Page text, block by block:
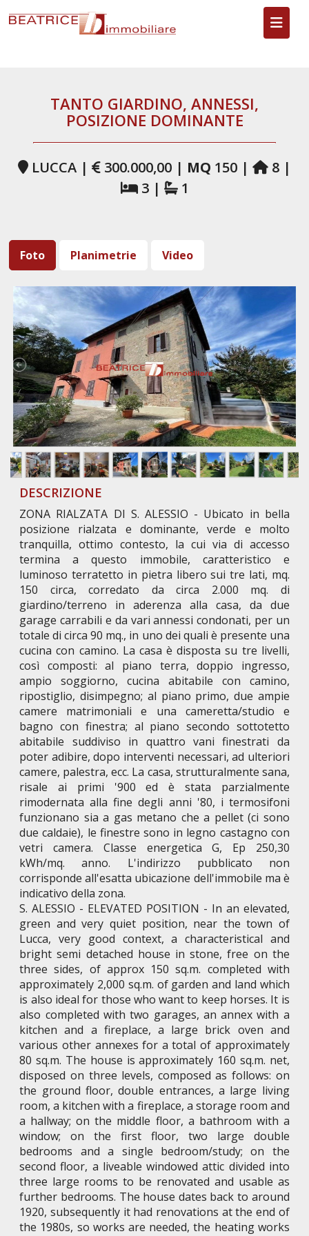
TANTO GIARDINO, ANNESSI,
POSIZIONE DOMINANTE
LUCCA | 300.000,00 | MQ 150 |
8 |
3 |
1
Foto Planimetrie Video
DESCRIZIONE
ZONA RIALZATA DI S. ALESSIO - Ubicato in bella
posizione rialzata e dominante, verde e molto
tranquilla, ottimo contesto, la cui via di accesso
termina a questo immobile, caratteristico e
luminoso terratetto in pietra libero sui tre lati, mq.
150 circa, corredato da circa 2.000 mq. di
giardino/terreno in aderenza alla casa, da due
garage carrabili e da vari annessi condonati, per un
totale di circa 90 mq., in uno dei quali è presente una
cucina con camino. La casa è disposta su tre livelli,
così composti: al piano terra, doppio ingresso,
ampio soggiorno, cucina abitabile con camino,
ripostiglio, disimpegno; al piano primo, due ampie
camere matrimoniali e una cameretta/studio e
bagno con finestra; al piano secondo sottotetto
abitabile suddiviso in quattro vani finestrati da
poter adibire, dopo interventi necessari, ad ulteriori
camere, palestra, ecc. La casa, strutturalmente sana,
risale ai primi '900 ed è stata parzialmente
rimodernata alla fine degli anni '80, i termosifoni
funzionano sia a gas metano che a pellet (ci sono
due caldaie), le finestre sono in legno castagno con
vetri camera. Classe energetica G, Ep 250,30
kWh/mq. anno. L'indirizzo pubblicato non
corrisponde all'esatta ubicazione dell'immobile ma è
indicativo della zona.
S. ALESSIO - ELEVATED POSITION - In an elevated,
green and very quiet position, near the town of
Lucca, very good context, a characteristical and
bright semi detached house in stone, free on the
three sides, of approx 150 sq.m. completed with
approximately 2,000 sq.m. of garden and land which
is also ideal for those who want to keep horses. It is
also completed with two garages, an annex with a
kitchen and a fireplace, a large brick oven and
various other annexes for a total of approximately
80 sq.m. The house is approximately 160 sq.m. net,
disposed on three levels, composed as follows: on
the ground floor, double entrances, a large living
room, a kitchen with a fireplace, a storage room and
a hallway; on the middle floor, a bathroom with a
window; on the first floor, two large double
bedrooms and a single bedroom/study; on the
second floor, a liveable windowed attic divided into
three large rooms to be renovated and usable as
further bedrooms. The house dates back to around
1920, subsequently it had renovations at the end of
the 1980s, so works are needed, the heating works